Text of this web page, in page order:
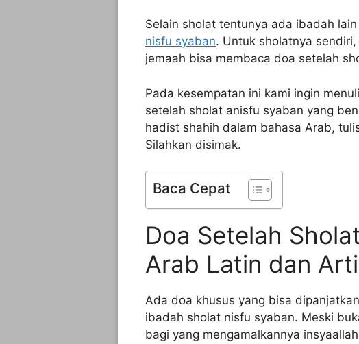
Selain sholat tentunya ada ibadah
nisfu syaban. Untuk sholatnya
jemaah bisa membaca doa setelah
Pada kesempatan ini kami ingin
setelah sholat anisfu syaban yang
hadist shahih dalam bahasa Arab,
Silahkan disimak.
Baca Cepat
Doa Setelah
Arab Latin dan
Ada doa khusus yang bisa
ibadah sholat nisfu syaban. Meski
bagi yang mengamalkannya